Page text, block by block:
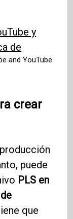
y
de
and YouTube
crear
puede
PLS en
que